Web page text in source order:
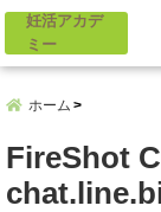
妊活アカデ
ミー
ホーム
FireShot